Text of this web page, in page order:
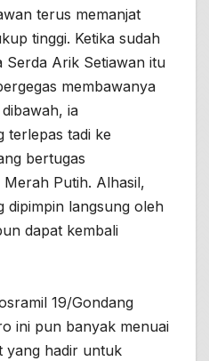
terus memanjat
tinggi. Ketika sudah
Serda Arik Setiawan itu
membawanya
ia
terlepas tadi ke
bertugas
Putih. Alhasil,
dipimpin langsung oleh
dapat kembali
19/Gondang
ini pun banyak menuai
yang hadir untuk